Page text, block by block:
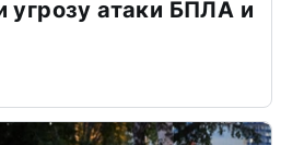
угрозу атаки БПЛА и